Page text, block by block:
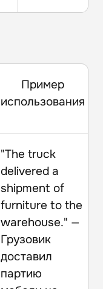
Пример
использования
"The truck
delivered a
shipment of
furniture to the
warehouse." —
Грузовик
доставил
партию